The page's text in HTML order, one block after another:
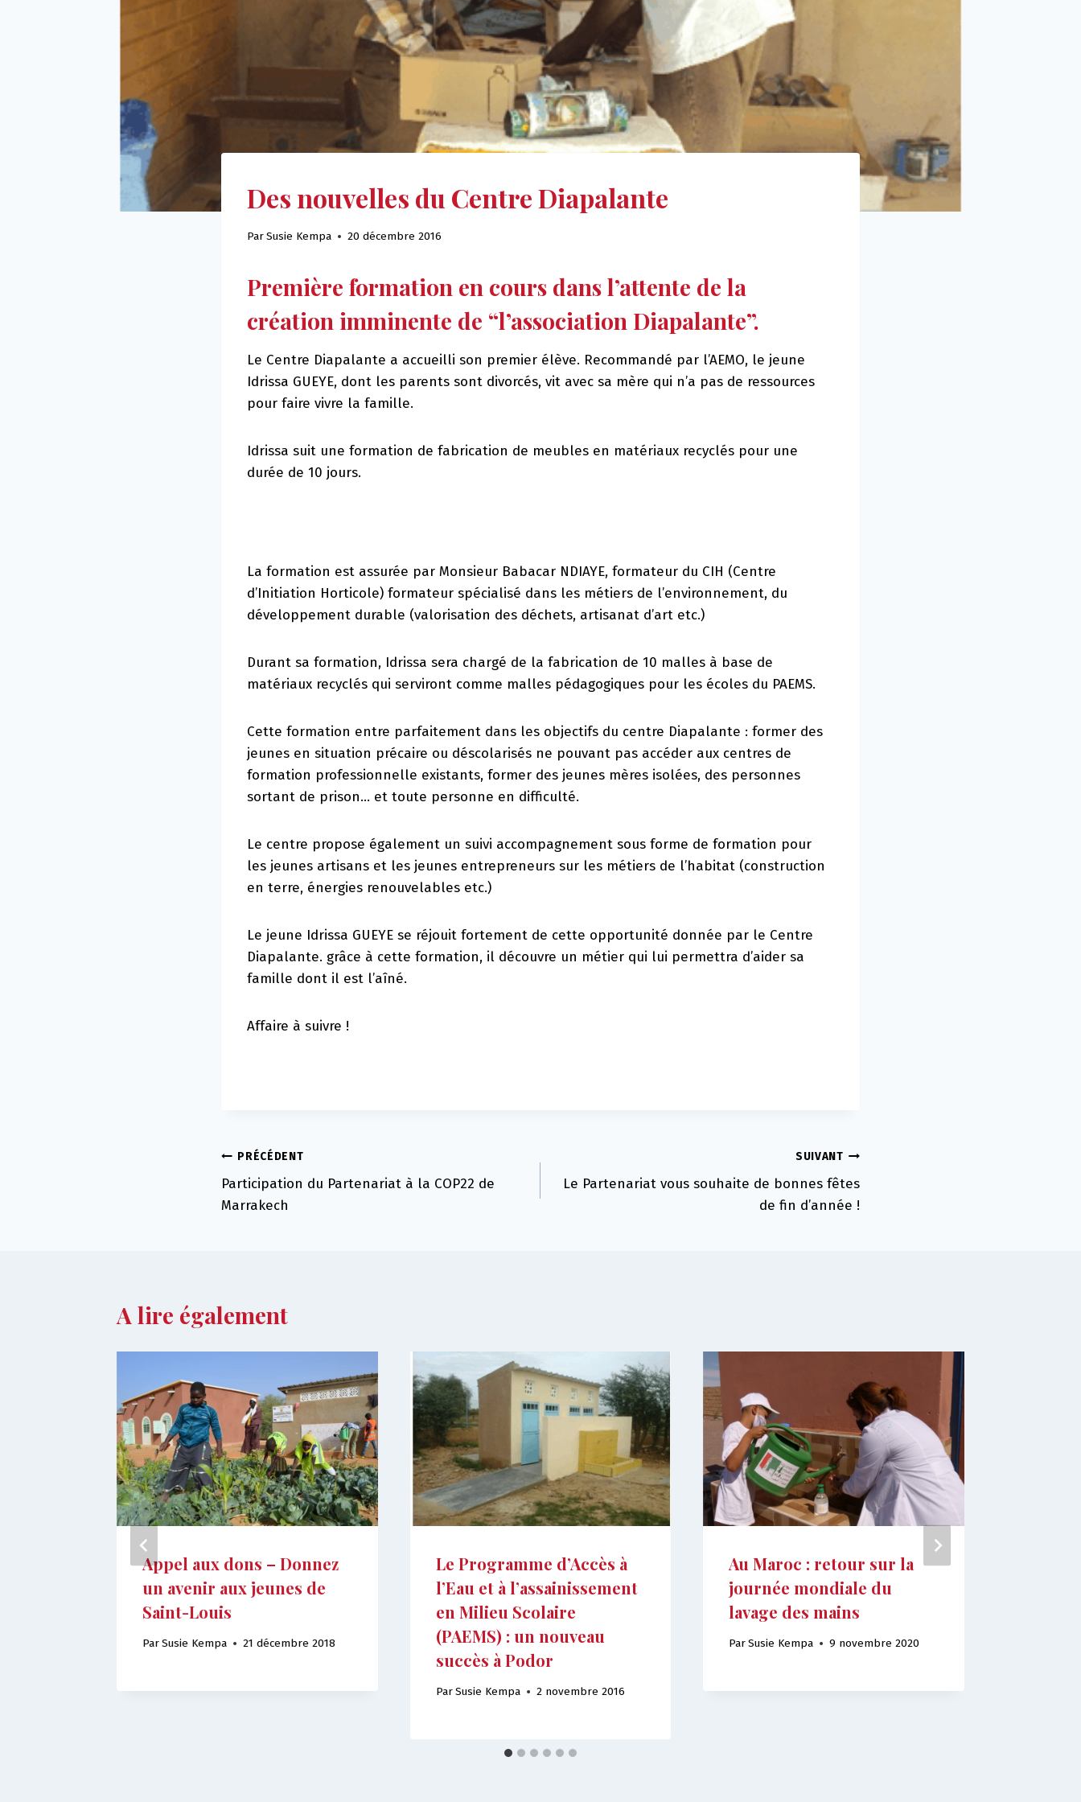
Des nouvelles du Centre Diapalante
ParSusie Kempa 20 décembre 2016
Première formation en cours dans l’attente de la
création imminente de “l’association Diapalante”.
Le Centre Diapalante a accueilli son premier élève. Recommandé par l’AEMO, le jeune
Idrissa GUEYE, dont les parents sont divorcés, vit avec sa mère qui n’a pas de ressources
pour faire vivre la famille.
Idrissa suit une formation de fabrication de meubles en matériaux recyclés pour une
durée de 10 jours.
La formation est assurée par Monsieur Babacar NDIAYE, formateur du CIH (Centre
d’Initiation Horticole) formateur spécialisé dans les métiers de l’environnement, du
développement durable (valorisation des déchets, artisanat d’art etc.)
Durant sa formation, Idrissa sera chargé de la fabrication de 10 malles à base de
matériaux recyclés qui serviront comme malles pédagogiques pour les écoles du PAEMS.
Cette formation entre parfaitement dans les objectifs du centre Diapalante : former des
jeunes en situation précaire ou déscolarisés ne pouvant pas accéder aux centres de
formation professionnelle existants, former des jeunes mères isolées, des personnes
sortant de prison… et toute personne en difficulté.
Le centre propose également un suivi accompagnement sous forme de formation pour
les jeunes artisans et les jeunes entrepreneurs sur les métiers de l’habitat (construction
en terre, énergies renouvelables etc.)
Le jeune Idrissa GUEYE se réjouit fortement de cette opportunité donnée par le Centre
Diapalante. grâce à cette formation, il découvre un métier qui lui permettra d’aider sa
famille dont il est l’aîné.
Affaire à suivre !
Navigation
de
PRÉCÉDENT
Participation du Partenariat à la COP22 de
Marrakech
SUIVANT
Le Partenariat vous souhaite de bonnes fêtes
de fin d’année !
A lire également
Appel aux dons – Donnez
un avenir aux jeunes de
Saint-Louis
ParSusie Kempa 21 décembre 2018
Le Programme d’Accès à
l’Eau et à l’assainissement
en Milieu Scolaire
(PAEMS) : un nouveau
succès à Podor
ParSusie Kempa 2 novembre 2016
Au Maroc : retour sur la
journée mondiale du
lavage des mains
Par Susie Kempa 9 novembre 2020